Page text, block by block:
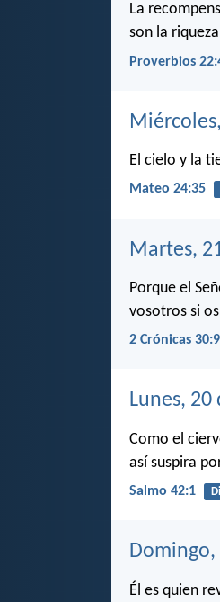
La
son la
Proverbios
El cielo y la
Mateo 24:35
Martes,
Porque el
vosotros si
2 Crónicas
Lunes, 20
Como el
así suspira
Salmo 42:1
Domingo,
Él es quien